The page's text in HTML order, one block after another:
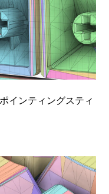
インティングスティ